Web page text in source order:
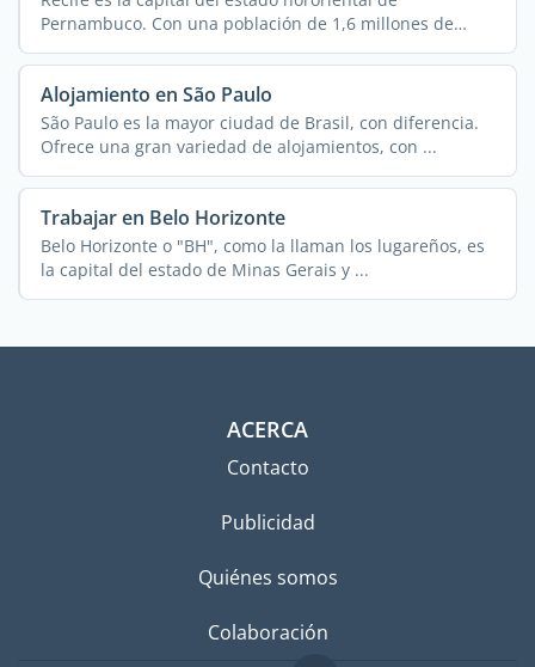
Pernambuco. Con una población de 1,6 millones de
habitantes ...
Alojamiento en São Paulo
São Paulo es la mayor ciudad de Brasil, con diferencia.
Ofrece una gran variedad de alojamientos, con ...
Trabajar en Belo Horizonte
Belo Horizonte o "BH", como la llaman los lugareños, es
la capital del estado de Minas Gerais y ...
ACERCA
Contacto
Publicidad
Quiénes somos
Colaboración